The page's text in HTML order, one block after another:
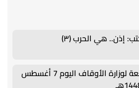
إذن.. هي الحرب (٣)
ملخص خطبة الجمعة لوزارة الأوقاف اليوم 7 أغسطس